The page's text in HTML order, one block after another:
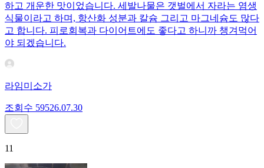
하고 개운한 맛이었습니다. 세발나물은 갯벌에서 자라는 염생
식물이라고 하며, 항산화 성분과 칼슘 그리고 마그네슘도 많다
고 합니다. 피로회복과 다이어트에도 좋다고 하니까 챙겨먹어
야 되겠습니다.
라임미소가
조회수 59526.07.30
11